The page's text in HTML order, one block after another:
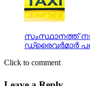
സംസ്ഥാനത്ത്
ഡ്രൈവര്‍മാര്‍
Click to comment